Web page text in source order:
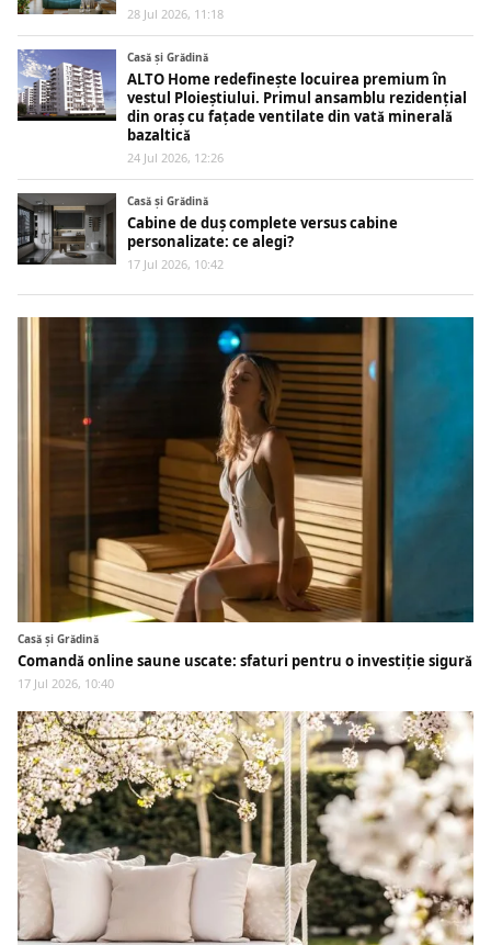
28 Jul 2026, 11:18
Casă și Grădină
ALTO Home redefinește locuirea premium în
vestul Ploieștiului. Primul ansamblu rezidențial
din oraș cu fațade ventilate din vată minerală
bazaltică
24 Jul 2026, 12:26
Casă și Grădină
Cabine de duș complete versus cabine
personalizate: ce alegi?
17 Jul 2026, 10:42
Casă și Grădină
Comandă online saune uscate: sfaturi pentru o investiție sigură
17 Jul 2026, 10:40